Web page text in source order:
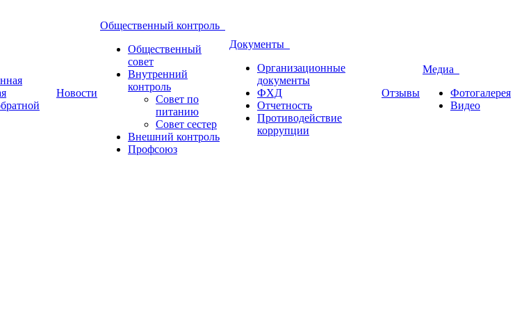
Новости
Общественный контроль
Общественный
совет
Внутренний
контроль
Совет по
питанию
Совет сестер
Внешний контроль
Профсоюз
Документы
Организационные
документы
ФХД
Отчетность
Противодействие
коррупции
Отзывы
Медиа
Фотогалерея
Видео